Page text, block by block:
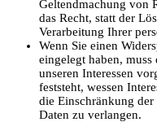
Geltendmachung von
das Recht, statt der
Verarbeitung Ihrer
Wenn Sie einen
eingelegt haben,
unseren Interessen
feststeht, wessen
die Einschränkung der
Daten zu verlangen.